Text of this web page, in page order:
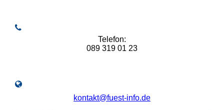
Telefon:
089 319 01 23
kontakt@fuest-info.de